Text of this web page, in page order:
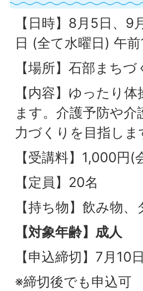
【日時】8月5日、
日 (全て水曜日) 午
【場所】石部まち
【内容】ゆったり
ます。介護予防や
力づくりを目指しま
【受講料】1,000円(
【定員】20名
【持ち物】飲み物、
【対象年齢】成人
【申込締切】7月10
※締切後でも申込可